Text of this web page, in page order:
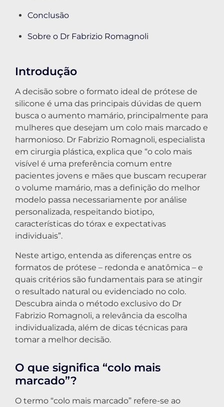
Conclusão
Sobre o Dr Fabrizio Romagnoli
Introdução
A decisão sobre o formato ideal de prótese de
silicone é uma das principais dúvidas de quem
busca o aumento mamário, principalmente para
mulheres que desejam um colo mais marcado e
harmonioso. Dr Fabrizio Romagnoli, especialista
em cirurgia plástica, explica que “o colo mais
visível é uma preferência comum entre
pacientes jovens e mães que buscam recuperar
o volume mamário, mas a definição do melhor
modelo passa necessariamente por análise
personalizada, respeitando biotipo,
características do tórax e expectativas
individuais”.
Neste artigo, entenda as diferenças entre os
formatos de prótese – redonda e anatômica – e
quais critérios são fundamentais para se atingir
o resultado natural ou evidenciado no colo.
Descubra ainda o método exclusivo do Dr
Fabrizio Romagnoli, a relevância da escolha
individualizada, além de dicas técnicas para
tomar a melhor decisão.
O que significa “colo mais
marcado”?
O termo “colo mais marcado” refere-se ao